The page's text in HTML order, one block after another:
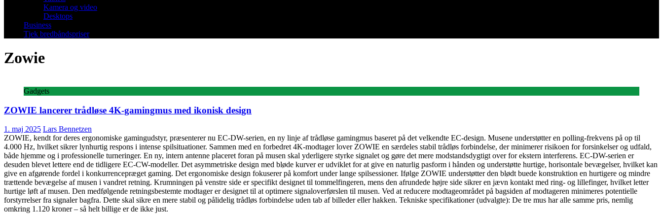
Kamera og video
Desktops
Business
Tjek bredbåndspriser
Zowie
Gadgets
ZOWIE lancerer trådløse 4K-gamingmus med ikonisk design
1. maj 2025 Lars Bennetzen
ZOWIE, kendt for deres ergonomiske gamingudstyr, præsenterer nu EC-DW-serien, en ny linje af trådløse gamingmus baseret på det velkendte EC-design. Musene understøtter en polling-frekvens på op til
4.000 Hz, hvilket sikrer lynhurtig respons i intense spilsituationer. Sammen med en forbedret 4K-modtager lover ZOWIE en særdeles stabil trådløs forbindelse, der minimerer risikoen for forsinkelser og udfald,
både hjemme og i professionelle turneringer. En ny, intern antenne placeret foran på musen skal yderligere styrke signalet og gøre det mere modstandsdygtigt over for ekstern interferens. EC-DW-serien er
desuden blevet lettere end de tidligere EC-CW-modeller. Det asymmetriske design med bløde kurver er udviklet for at give en naturlig pasform i hånden og understøtte hurtige, horisontale bevægelser, hvilket kan
give en afgørende fordel i konkurrencepræget gaming. Det ergonomiske design fokuserer på komfort under lange spilsessioner. Ifølge ZOWIE understøtter den blødt buede konstruktion en hurtigere og mindre
trættende bevægelse af musen i vandret retning. Krumningen på venstre side er specifikt designet til tommelfingeren, mens den afrundede højre side sikrer en jævn kontakt med ring- og lillefinger, hvilket letter
hurtige løft af musen. Den medfølgende retningsbestemte modtager er designet til at optimere signaloverførslen til musen. Ved at reducere modtageområdet på bagsiden af modtageren minimeres potentielle
forstyrrelser fra signaler bagfra. Dette skal sikre en mere stabil og pålidelig trådløs forbindelse uden tab af billeder eller hakken. Tekniske specifikationer (udvalgte): De tre mus har alle samme pris, nemlig
omkring 1.120 kroner – så helt billige er de ikke just.